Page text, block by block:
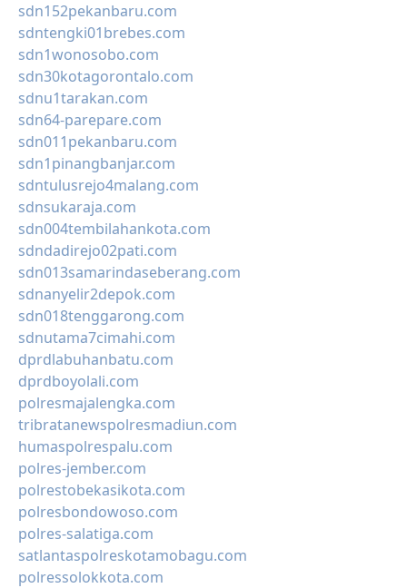
sdn152pekanbaru.com
sdntengki01brebes.com
sdn1wonosobo.com
sdn30kotagorontalo.com
sdnu1tarakan.com
sdn64-parepare.com
sdn011pekanbaru.com
sdn1pinangbanjar.com
sdntulusrejo4malang.com
sdnsukaraja.com
sdn004tembilahankota.com
sdndadirejo02pati.com
sdn013samarindaseberang.com
sdnanyelir2depok.com
sdn018tenggarong.com
sdnutama7cimahi.com
dprdlabuhanbatu.com
dprdboyolali.com
polresmajalengka.com
tribratanewspolresmadiun.com
humaspolrespalu.com
polres-jember.com
polrestobekasikota.com
polresbondowoso.com
polres-salatiga.com
satlantaspolreskotamobagu.com
polressolokkota.com